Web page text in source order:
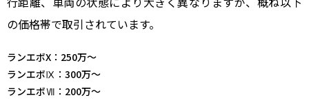
の価格帯で取引されています。
ランエボX：250万〜
ランエボⅨ：300万〜
ランエボⅦ：200万〜